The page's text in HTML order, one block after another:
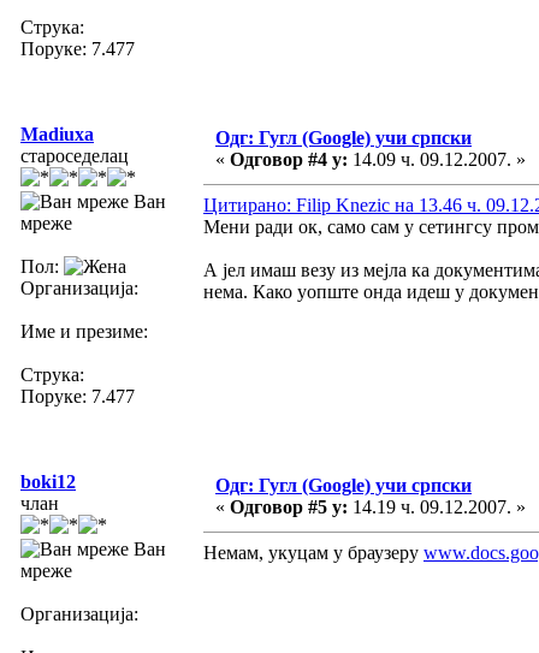
Струка:
Поруке: 7.477
Madiuxa
староседелац
Ван
мреже
Пол:
Организација:
Име и презиме:
Струка:
Поруке: 7.477
Одг: Гугл (Google) учи српски
« Одговор #4 у: 14.09 ч. 09.12.2007. »
Цитирано: Filip Knezic на 13.46 ч.
Мени ради ок, само сам у сетингсу
А јел имаш везу из мејла ка
нема. Како уопште онда идеш у
boki12
члан
Ван
мреже
Организација:
Одг: Гугл (Google) учи српски
« Одговор #5 у: 14.19 ч. 09.12.2007. »
Немам, укуцам у браузеру